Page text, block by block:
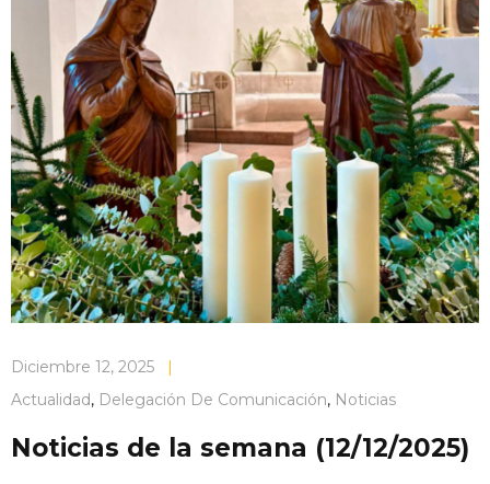
Diciembre 12, 2025
|
Actualidad, Delegación De Comunicación, Noticias
Noticias de la semana (12/12/2025)